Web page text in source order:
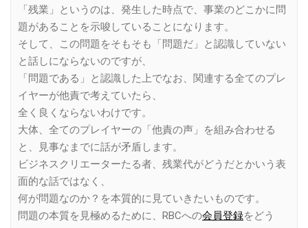
「残業」というのは、発生した時点で、事業のどこかに問
題があることを示唆していることになります。
そして、この問題をそもそも「問題だ」と認識していない
と話しにならないのですが、
「問題である」と認識した上でなお、関連する全てのプレ
イヤーが他責で考えていたら、
全く良くならないわけです。
大体、全てのプレイヤーの「他責の声」を組み合わせる
と、見事なまでに話が矛盾します。
ビジネスクリエーターたる者、残業代がどうだとかいう表
面的な話ではなく、
何が問題なのか？を本質的に見ていきたいものです。
問題の本質を見極めるために、RBCへの会員登録をどう